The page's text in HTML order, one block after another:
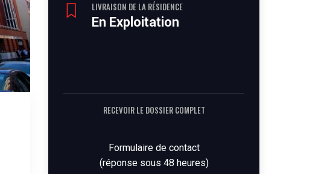
LIVRAISON DE LA RÉSIDENCE
En Exploitation
RECEVOIR LE DOSSIER COMPLET
Formulaire de contact
(réponse sous 48 heures)